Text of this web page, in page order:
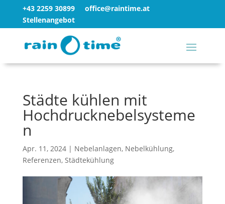
+43 2259 30899
office@raintime.at
Stellenangebot
Städte kühlen mit
Hochdrucknebelsysteme
n
Apr. 11, 2024| Nebelanlagen, Nebelkühlung,
Referenzen, Städtekühlung